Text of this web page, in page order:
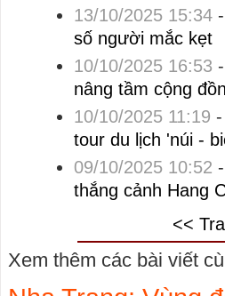
13/10/2025 15:34-
số người mắc kẹt
10/10/2025 16:53 -
nâng tầm cộng
10/10/2025 11:19 -
tour du lịch 'núi -
09/10/2025 10:52 -
thắng cảnh Hang
<<
Xem thêm các bài viết